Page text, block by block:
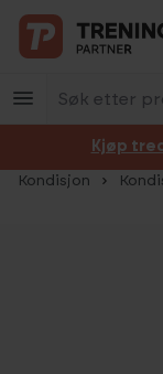
Hopp til innhold
Kjøp
Kondisjon